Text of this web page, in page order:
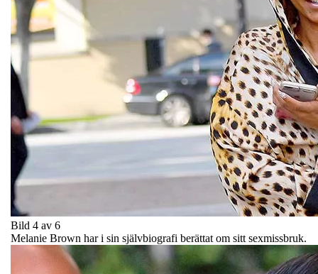
Bild 4 av 6
Melanie Brown har i sin självbiografi berättat om sitt sexmissbruk.